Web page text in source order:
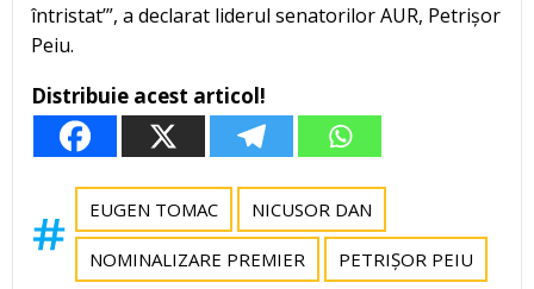
întristat’”, a declarat liderul senatorilor AUR, Petrișor
Peiu.
Distribuie acest articol!
EUGEN TOMAC NICUSOR DAN
NOMINALIZARE PREMIER PETRIȘOR PEIU